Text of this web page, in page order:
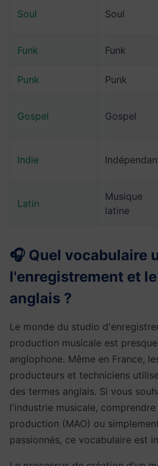
Soul Soul
Funk Funk
Punk Punk
Gospel Gospel
Indie
Latin
Musique
latine
🎧 Quel vocabulaire
l'enregistrement et
anglais ?
Le monde du studio
production musicale est
anglophone. Même en France,
producteurs et techniciens
des termes anglais. Si vous
l'industrie musicale,
production (MAO) ou
passionnés, ce vocabulaire est